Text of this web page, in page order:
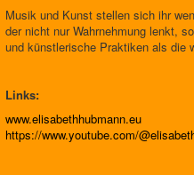
Musik und Kunst stellen sich ihr
der nicht nur Wahrnehmung lenkt,
und künstlerische Praktiken als die
Links:
www.elisabethhubmann.eu
https://www.youtube.com/